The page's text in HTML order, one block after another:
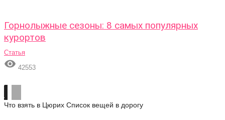
Горнолыжные сезоны: 8 самых популярных
курортов
Статья
 42553
Что взять в Цюрих Список вещей в дорогу